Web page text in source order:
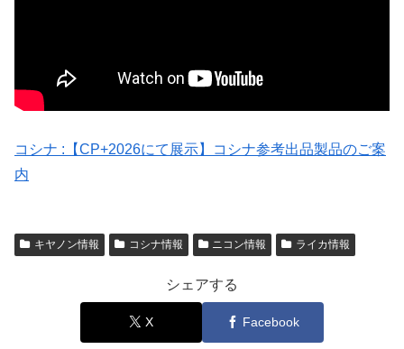
コシナ :【CP+2026にて展示】コシナ参考出品製品のご案
内
キヤノン情報 コシナ情報 ニコン情報 ライカ情報
シェアする
X Facebook